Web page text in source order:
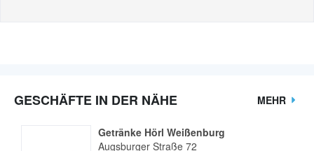
GESCHÄFTE IN DER NÄHE MEHR
Getränke Hörl Weißenburg
Augsburger Straße 72